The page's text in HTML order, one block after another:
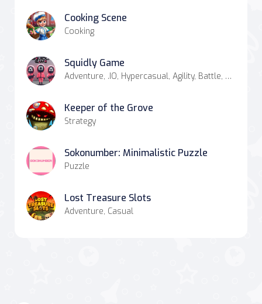
Cooking Scene
Cooking
Squidly Game
Adventure, .IO, Hypercasual, Agility, Battle, Casual
Keeper of the Grove
Strategy
Sokonumber: Minimalistic Puzzle
Puzzle
Lost Treasure Slots
Adventure, Casual